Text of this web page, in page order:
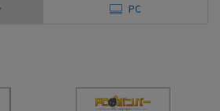
PC